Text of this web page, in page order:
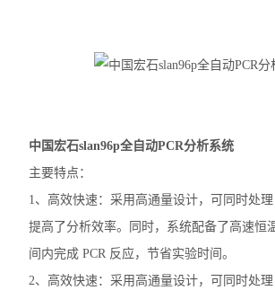
凝胶成像系统
酶标仪
中国宏石slan96p全自动PCR分析系统
主要特点：
1、高效快速：采用高通量设计，可同时处
提高了分析效率。同时，系统配备了高速恒
间内完成 PCR 反应，节省实验时间。
2、高效快速：采用高通量设计，可同时处